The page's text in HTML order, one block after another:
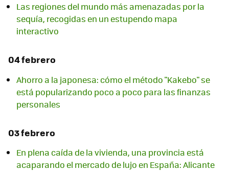
Las regiones del mundo más amenazadas por la
sequía, recogidas en un estupendo mapa
interactivo
04 febrero
Ahorro a la japonesa: cómo el método "Kakebo" se
está popularizando poco a poco para las finanzas
personales
03 febrero
En plena caída de la vivienda, una provincia está
acaparando el mercado de lujo en España: Alicante